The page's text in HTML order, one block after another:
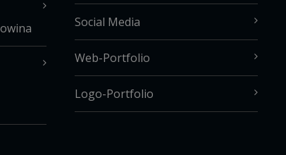
Social Media
Web-Portfolio
Logo-Portfolio